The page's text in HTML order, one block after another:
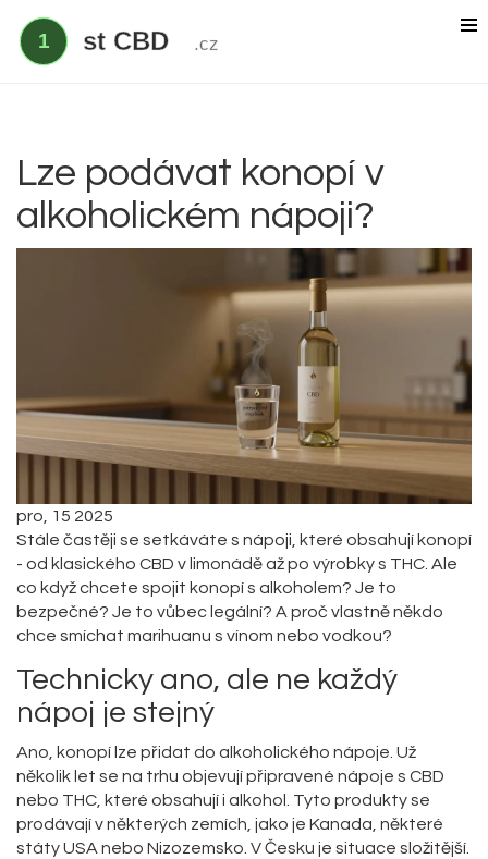
CBD účinek
Everclear
Lze podávat konopí v
alkoholickém nápoji?
pro, 15 2025
Stále častěji se setkáváte s nápoji, které obsahují konopí
- od klasického CBD v limonádě až po výrobky s THC. Ale
co když chcete spojit konopí s alkoholem? Je to
bezpečné? Je to vůbec legální? A proč vlastně někdo
chce smíchat marihuanu s vínom nebo vodkou?
Technicky ano, ale ne každý
nápoj je stejný
Ano, konopí lze přidat do alkoholického nápoje. Už
několik let se na trhu objevují připravené nápoje s CBD
nebo THC, které obsahují i alkohol. Tyto produkty se
prodávají v některých zemích, jako je Kanada, některé
státy USA nebo Nizozemsko. V Česku je situace složitější.